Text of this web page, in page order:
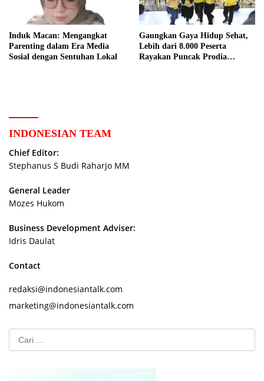
Induk Macan: Mengangkat
Parenting dalam Era Media
Sosial dengan Sentuhan Lokal
Gaungkan Gaya Hidup Sehat,
Lebih dari 8.000 Peserta
Rayakan Puncak Prodia
INDONESIAN TEAM
Chief Editor:
Stephanus S Budi Raharjo MM
General Leader
Mozes Hukom
Business Development Adviser:
Idris Daulat
Contact
redaksi@indonesiantalk.com
marketing@indonesiantalk.com